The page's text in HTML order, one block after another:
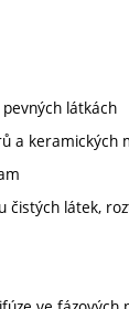
látkách
a keramických
čistých látek,